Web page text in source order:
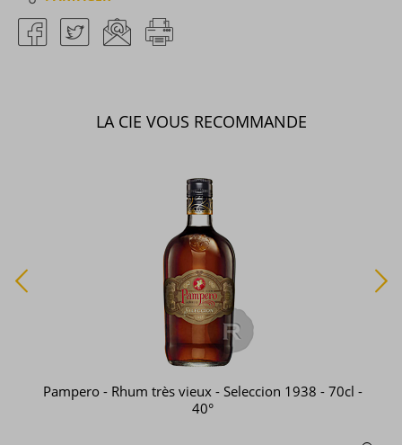
LA CIE VOUS RECOMMANDE
Pampero - Rhum très vieux - Seleccion 1938 - 70cl -
40°